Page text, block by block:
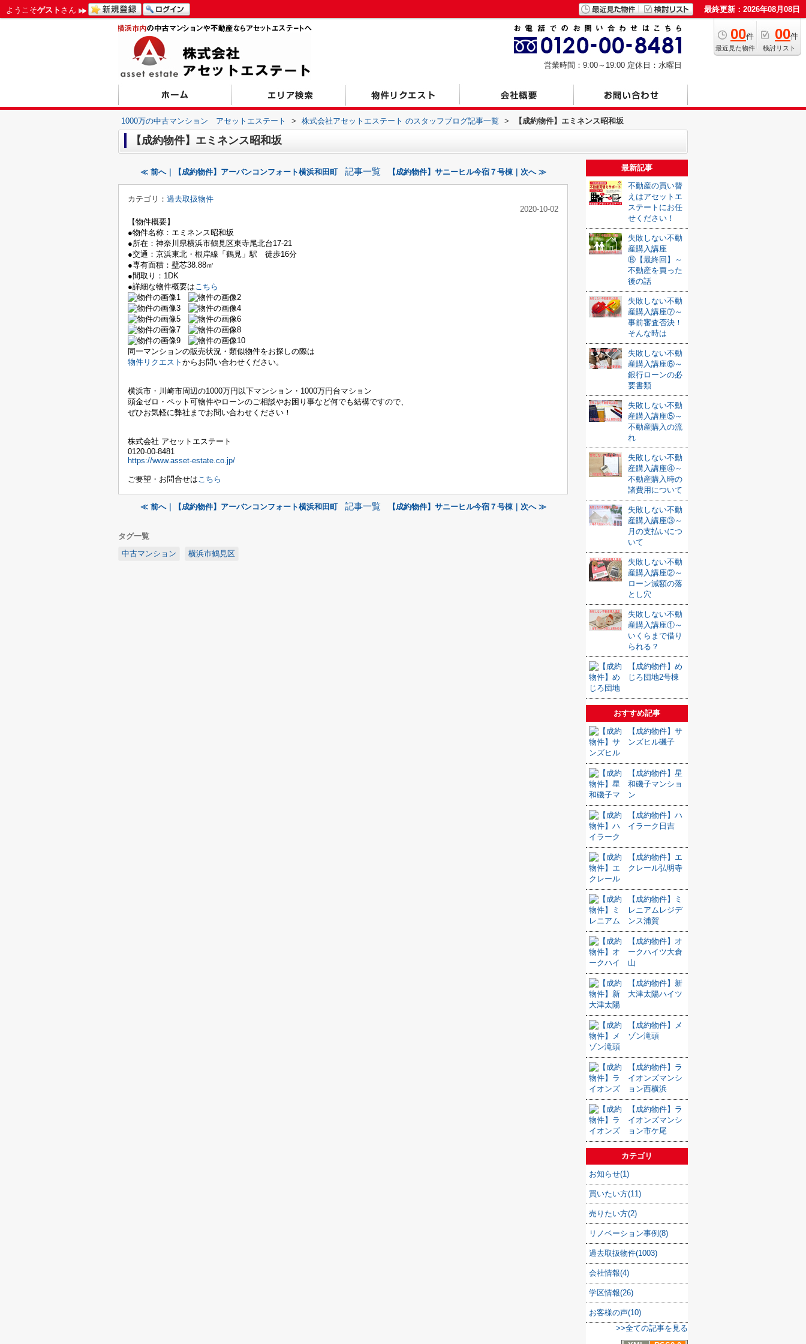
ようこそゲスト さん 最終更新：2026年08月08日
00件
最近見た物件
00件
検討リスト
営業時間：9:00～19:00 定休日：水曜日
1000万の中古マンション アセットエステート > 株式会社アセットエステート のスタッフブログ記事一覧 > 【成約物件】エミネンス昭和坂
【成約物件】エミネンス昭和坂
≪ 前へ｜【成約物件】アーバンコンフォート横浜和田町 記事一覧 【成約物件】サニーヒル今宿７号棟｜次へ ≫
カテゴリ： 過去取扱物件
2020-10-02
【物件概要】
●物件名称：エミネンス昭和坂
●所在：神奈川県横浜市鶴見区東寺尾北台17-21
●交通：京浜東北・根岸線「鶴見」駅 徒歩16分
●専有面積：壁芯38.88㎡
●間取り：1DK
●詳細な物件概要はこちら
同一マンションの販売状況・類似物件をお探しの際は
物件リクエスト からお問い合わせください。
横浜市・川崎市周辺の1000万円以下マンション・ 1000万円台マション
頭金ゼロ・ペット可物件やローンのご相談やお困り事など何でも結構ですので、
ぜひお気軽に弊社までお問い合わせください！
株式会社 アセットエステート
0120-00-8481
https://www.asset-estate.co.jp/
ご要望・お問合せはこちら
≪ 前へ｜【成約物件】アーバンコンフォート横浜和田町 記事一覧 【成約物件】サニーヒル今宿７号棟｜次へ ≫
タグ一覧
中古マンション
横浜市鶴見区
最新記事
不動産の買い替
えはアセットエ
ステートにお任
せください！
失敗しない不動
産購入講座
⑧【最終回】～
不動産を買った
後の話
失敗しない不動
産購入講座⑦～
事前審査否決！
そんな時は
失敗しない不動
産購入講座⑥～
銀行ローンの必
要書類
失敗しない不動
産購入講座⑤～
不動産購入の流
れ
失敗しない不動
産購入講座④～
不動産購入時の
諸費用について
失敗しない不動
産購入講座③～
月の支払いにつ
いて
失敗しない不動
産購入講座②～
ローン減額の落
とし穴
失敗しない不動
産購入講座①～
いくらまで借り
られる？
【成約物件】め
じろ団地2号棟
おすすめ記事
【成約物件】サ
ンズヒル磯子
【成約物件】星
和磯子マンショ
ン
【成約物件】ハ
イラーク日吉
【成約物件】エ
クレール弘明寺
【成約物件】ミ
レニアムレジデ
ンス浦賀
【成約物件】オ
ークハイツ大倉
山
【成約物件】新
大津太陽ハイツ
【成約物件】メ
ゾン滝頭
【成約物件】ラ
イオンズマンシ
ョン西横浜
【成約物件】ラ
イオンズマンシ
ョン市ケ尾
カテゴリ
お知らせ(1)
買いたい方(11)
売りたい方(2)
リノベーション事例(8)
過去取扱物件(1003)
会社情報(4)
学区情報(26)
お客様の声(10)
>>全ての記事を見る